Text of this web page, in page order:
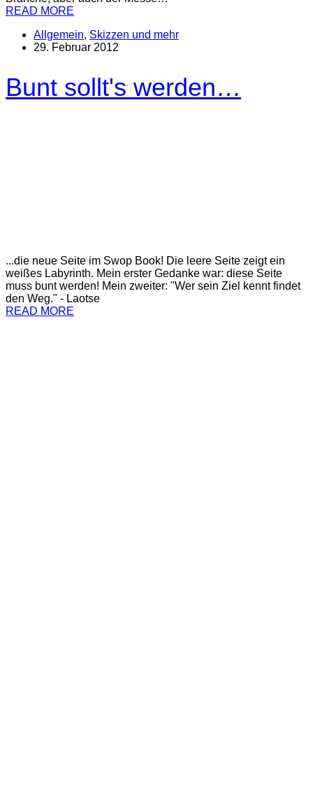
READ MORE
Allgemein, Skizzen und mehr
29. Februar 2012
Bunt sollt's werden…
...die neue Seite im Swop Book! Die leere Seite zeigt ein
weißes Labyrinth. Mein erster Gedanke war: diese Seite
muss bunt werden! Mein zweiter: "Wer sein Ziel kennt findet
den Weg." - Laotse
READ MORE